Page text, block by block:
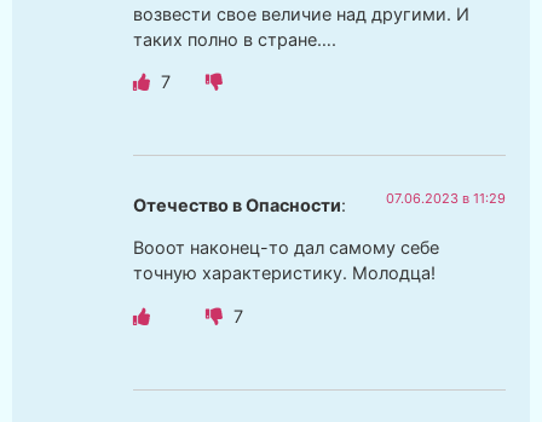
возвести свое величие над другими. И
таких полно в стране….
7
Отечество в Опасности: 07.06.2023 в 11:29
Вооот наконец-то дал самому себе
точную характеристику. Молодца!
7